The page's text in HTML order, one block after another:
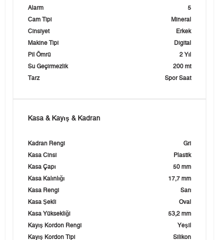
Alarm
5
Cam Tipi
Mineral
Cinsiyet
Erkek
Makine Tipi
Digital
Pil Ömrü
2 Yıl
Su Geçirmezlik
200 mt
Tarz
Spor Saat
Kasa & Kayış & Kadran
Kadran Rengi
Gri
Kasa Cinsi
Plastik
Kasa Çapı
50 mm
Kasa Kalınlığı
17,7 mm
Kasa Rengi
Sarı
Kasa Şekli
Oval
Kasa Yüksekliği
53,2 mm
Kayış Kordon Rengi
Yeşil
Kayış Kordon Tipi
Silikon